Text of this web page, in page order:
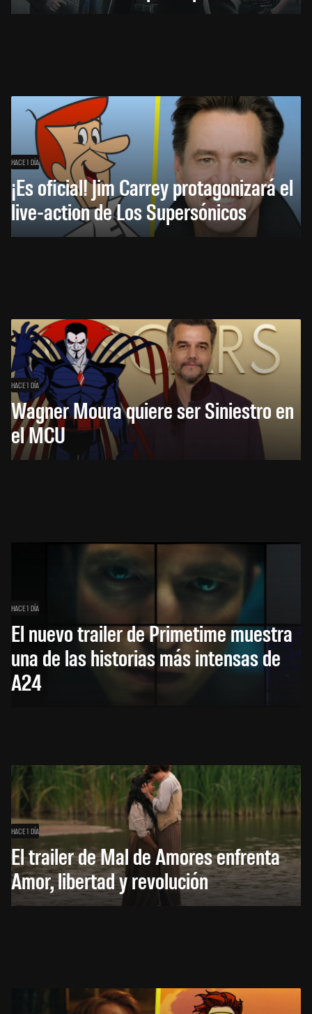
HACE 1 DÍA
¡Es oficial! Jim Carrey protagonizará el
live-action de Los Supersónicos
HACE 1 DÍA
Wagner Moura quiere ser Siniestro en
el MCU
HACE 1 DÍA
El nuevo trailer de Primetime muestra
una de las historias más intensas de
A24
HACE 1 DÍA
El trailer de Mal de Amores enfrenta
Amor, libertad y revolución